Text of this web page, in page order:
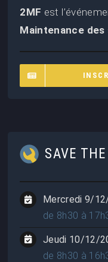
2MF est
Maintenance
SAVE
Mercredi 9/
de 8h30 à
Jeudi 10/12/
de 8h30 à